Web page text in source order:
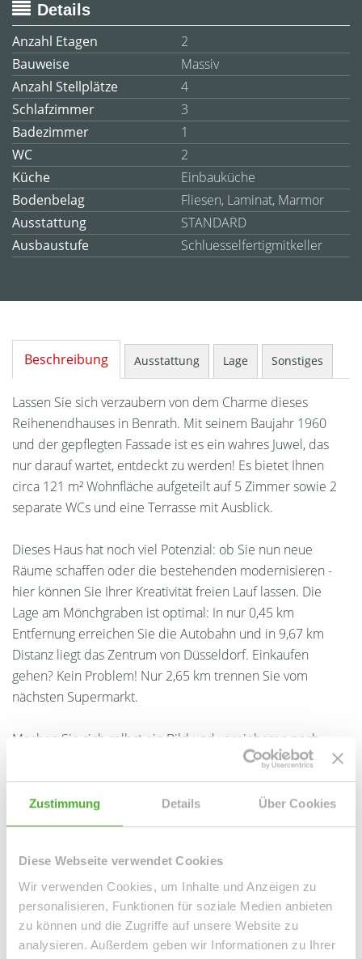
Zustimmung Details Über Cookies
Diese Webseite verwendet Cookies
Wir verwenden Cookies, um Inhalte und Anzeigen zu
personalisieren, Funktionen für soziale Medien anbieten
zu können und die Zugriffe auf unsere Website zu
analysieren. Außerdem geben wir Informationen zu Ihrer
Details
Anzahl Etagen
2
Bauweise
Massiv
Anzahl Stellplätze
4
Schlafzimmer
3
Badezimmer
1
WC
2
Küche
Einbauküche
Bodenbelag
Fliesen, Laminat, Marmor
Ausstattung
STANDARD
Ausbaustufe
Schluesselfertigmitkeller
Beschreibung Ausstattung Lage Sonstiges
Lassen Sie sich verzaubern von dem Charme dieses
Reihenendhauses in Benrath. Mit seinem Baujahr 1960
und der gepflegten Fassade ist es ein wahres Juwel, das
nur darauf wartet, entdeckt zu werden! Es bietet Ihnen
circa 121 m² Wohnfläche aufgeteilt auf 5 Zimmer sowie 2
separate WCs und eine Terrasse mit Ausblick.
Dieses Haus hat noch viel Potenzial: ob Sie nun neue
Räume schaffen oder die bestehenden modernisieren -
hier können Sie Ihrer Kreativität freien Lauf lassen. Die
Lage am Mönchgraben ist optimal: In nur 0,45 km
Entfernung erreichen Sie die Autobahn und in 9,67 km
Distanz liegt das Zentrum von Düsseldorf. Einkaufen
gehen? Kein Problem! Nur 2,65 km trennen Sie vom
nächsten Supermarkt.
Machen Sie sich selbst ein Bild und vereinbaren noch
Ansprechpartner